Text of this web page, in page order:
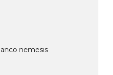
nemesis